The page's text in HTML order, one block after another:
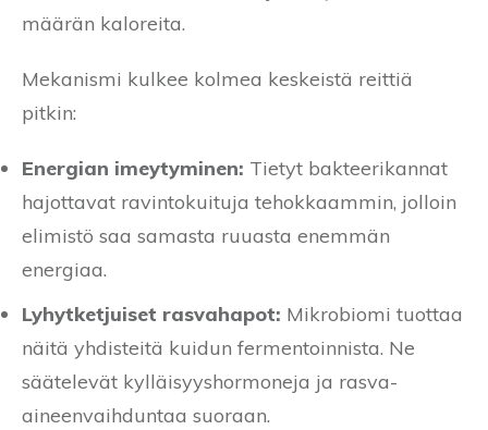
määrän kaloreita.
Mekanismi kulkee kolmea keskeistä reittiä
pitkin:
Energian imeytyminen: Tietyt bakteerikannat
hajottavat ravintokuituja tehokkaammin, jolloin
elimistö saa samasta ruuasta enemmän
energiaa.
Lyhytketjuiset rasvahapot: Mikrobiomi tuottaa
näitä yhdisteitä kuidun fermentoinnista. Ne
säätelevät kylläisyyshormoneja ja rasva-
aineenvaihduntaa suoraan.